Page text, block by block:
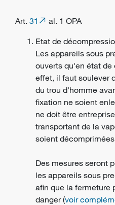
Art. 31
al. 1 OPA
Etat de
Les appareils sous
ouverts qu'en état
effet, il faut soulever
du trou d'homme
fixation ne soient
ne doit être
transportant de la
soient
Des mesures seront
les appareils sous
afin que la fermeture
danger (voir